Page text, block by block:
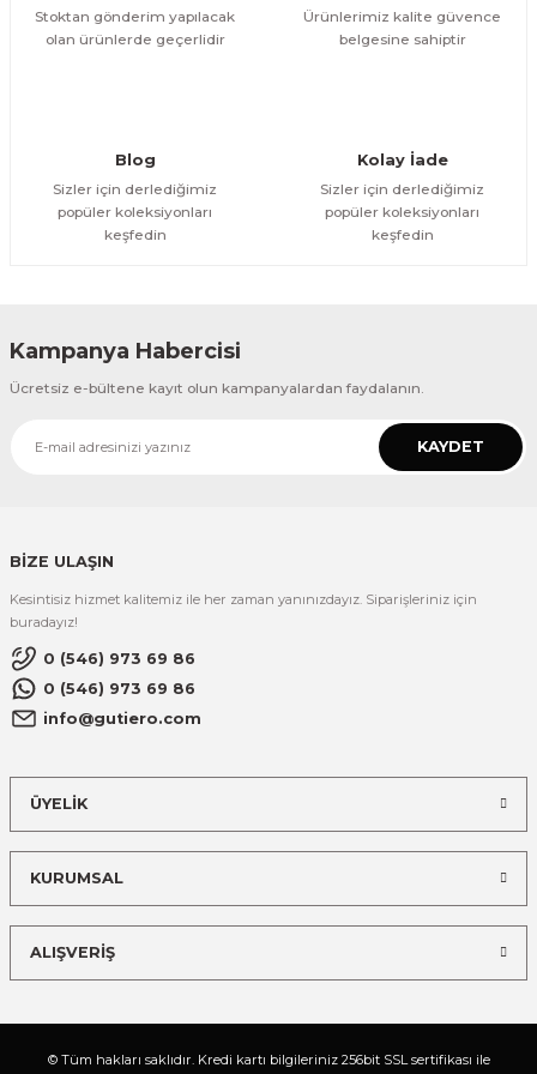
Stoktan gönderim yapılacak
olan ürünlerde geçerlidir
Ürünlerimiz kalite güvence
belgesine sahiptir
Blog
Sizler için derlediğimiz
popüler koleksiyonları
keşfedin
Kolay İade
Sizler için derlediğimiz
popüler koleksiyonları
keşfedin
Kampanya Habercisi
Ücretsiz e-bültene kayıt olun kampanyalardan faydalanın.
KAYDET
BİZE ULAŞIN
Kesintisiz hizmet kalitemiz ile her zaman yanınızdayız. Siparişleriniz için
buradayız!
0 (546) 973 69 86
0 (546) 973 69 86
info@gutiero.com
ÜYELİK
KURUMSAL
ALIŞVERİŞ
© Tüm hakları saklıdır. Kredi kartı bilgileriniz 256bit SSL sertifikası ile